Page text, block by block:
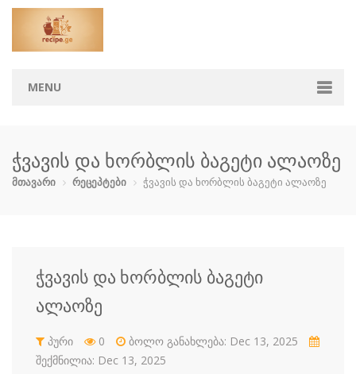
MENU
კატეგორიები
კოქტეილები მაკარონი მურაბები დ…
რძის პროდუ… სალათი
ჭვავის და ხორბლის ბაგეტი ალაოზე
მთავარი რეცეპტები ჭვავის და ხორბლის ბაგეტი ალაოზე
ჭვავის და ხორბლის ბაგეტი
ალაოზე
პური 0
ბოლო განახლება: Dec 13, 2025
შექმნილია: Dec 13, 2025